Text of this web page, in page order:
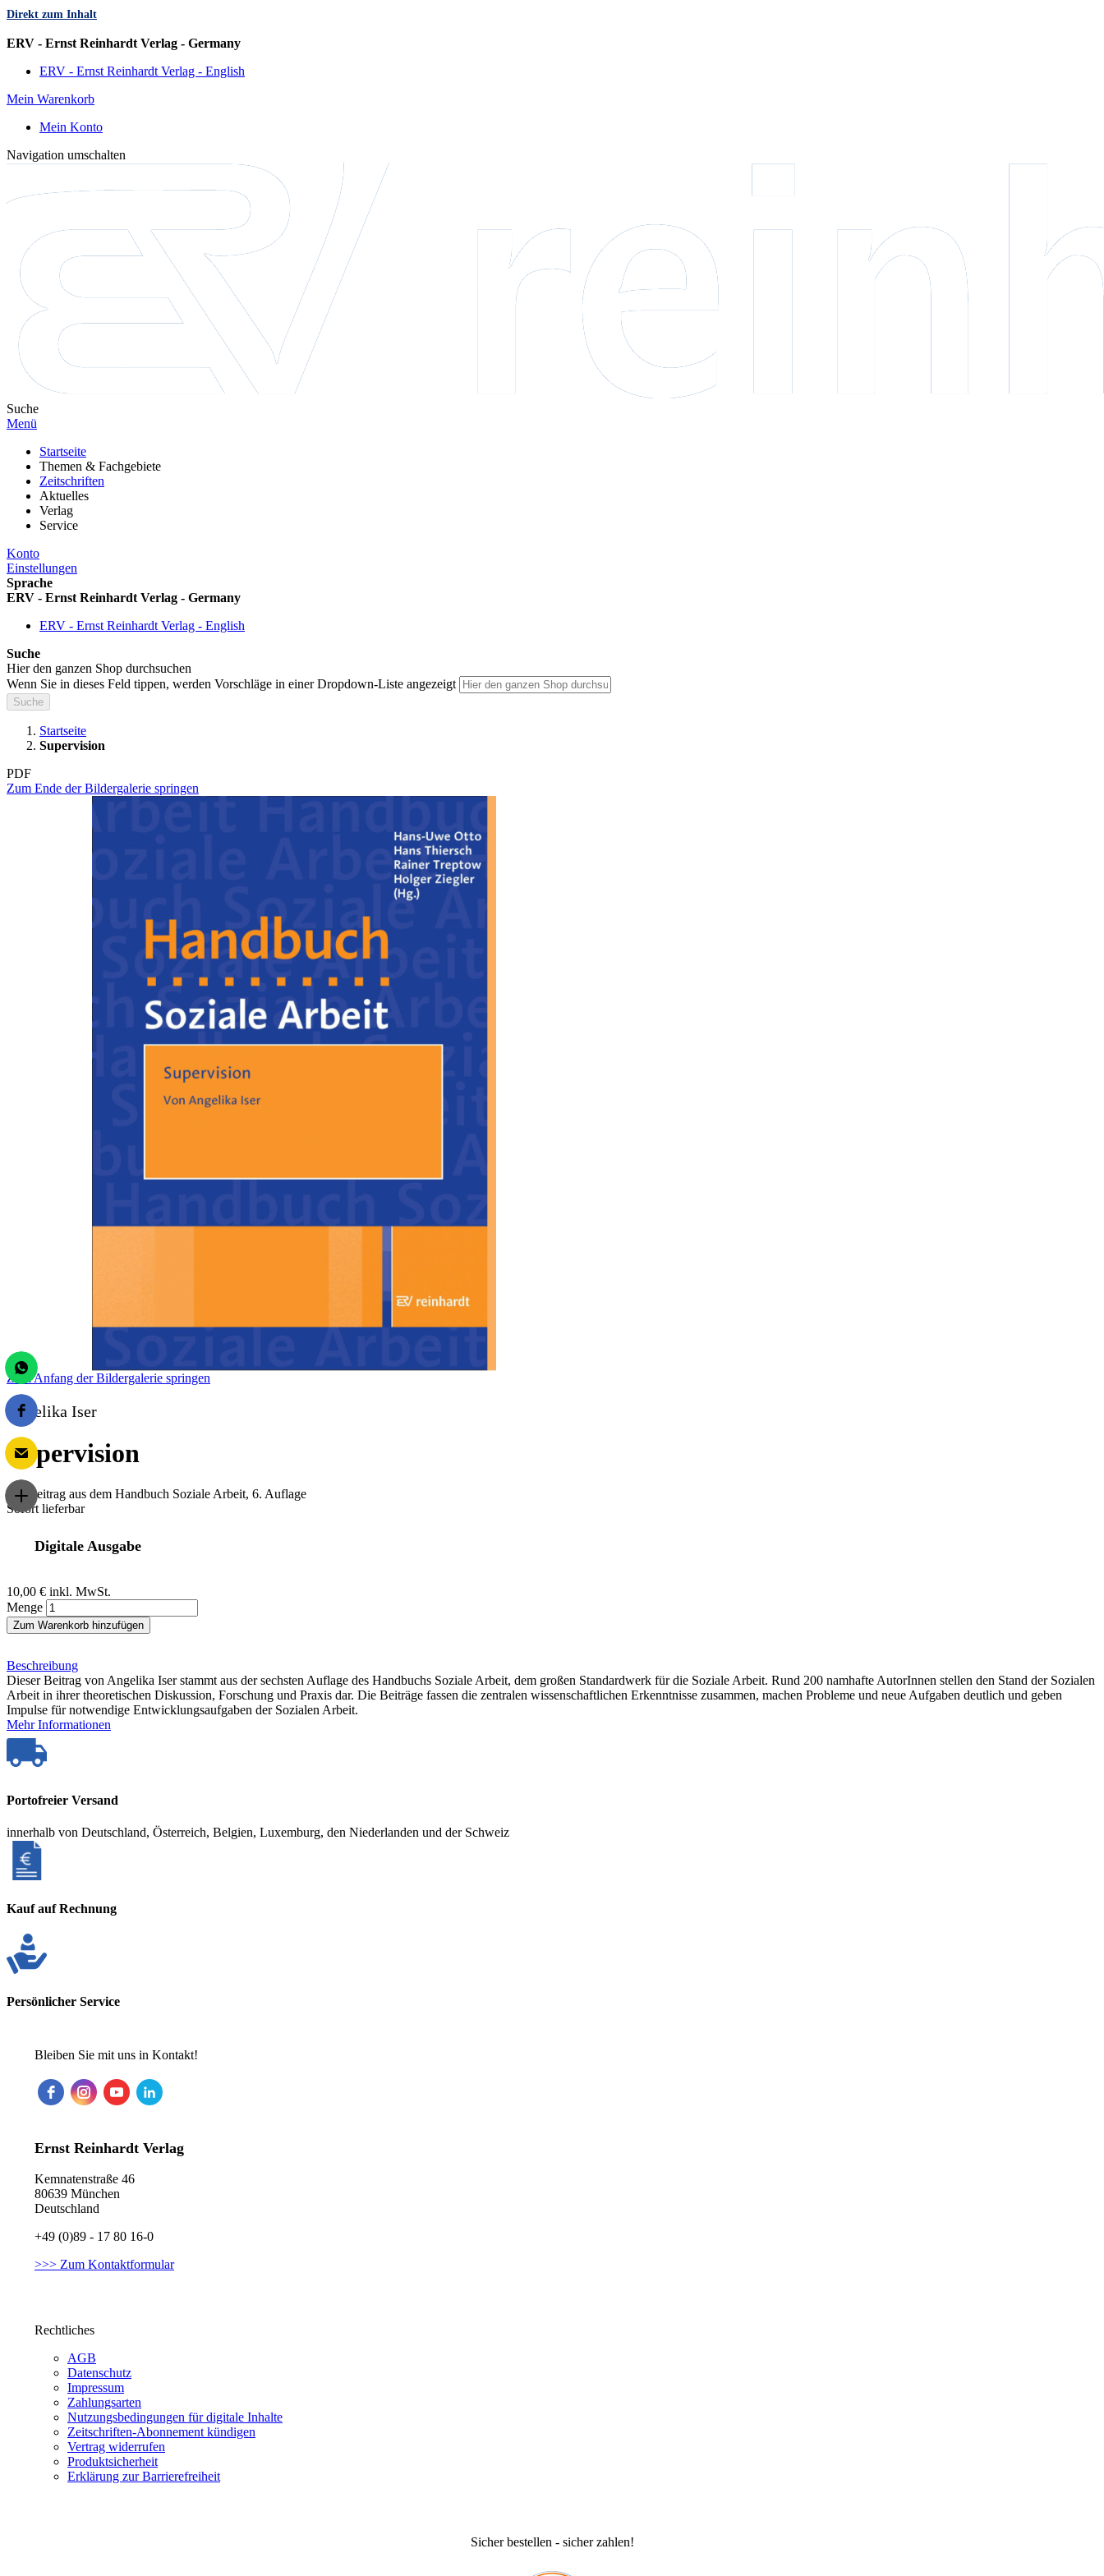
Direkt zum Inhalt
ERV - Ernst Reinhardt Verlag - Germany
ERV - Ernst Reinhardt Verlag - English
Mein Warenkorb
Mein Konto
Navigation umschalten
Suche
Menü
Startseite
Themen & Fachgebiete
Zeitschriften
Aktuelles
Verlag
Service
Konto
Einstellungen
Sprache
ERV - Ernst Reinhardt Verlag - Germany
ERV - Ernst Reinhardt Verlag - English
Suche
Hier den ganzen Shop durchsuchen
Wenn Sie in dieses Feld tippen, werden Vorschläge in einer Dropdown-Liste angezeigt
Suche
Startseite
Supervision
PDF
Zum Ende der Bildergalerie springen
Zum Anfang der Bildergalerie springen
Angelika Iser
Supervision
Ein Beitrag aus dem Handbuch Soziale Arbeit, 6. Auflage
Sofort lieferbar
Digitale Ausgabe
10,00 € inkl. MwSt.
Menge
Zum Warenkorb hinzufügen
Beschreibung
Dieser Beitrag von Angelika Iser stammt aus der sechsten Auflage des Handbuchs Soziale Arbeit, dem großen Standardwerk für die Soziale Arbeit. Rund 200 namhafte AutorInnen stellen den Stand der Sozialen
Arbeit in ihrer theoretischen Diskussion, Forschung und Praxis dar. Die Beiträge fassen die zentralen wissenschaftlichen Erkenntnisse zusammen, machen Probleme und neue Aufgaben deutlich und geben
Impulse für notwendige Entwicklungsaufgaben der Sozialen Arbeit.
Mehr Informationen
Portofreier Versand
innerhalb von Deutschland, Österreich, Belgien, Luxemburg, den Niederlanden und der Schweiz
Kauf auf Rechnung
Persönlicher Service
Bleiben Sie mit uns in Kontakt!
Ernst Reinhardt Verlag
Kemnatenstraße 46
80639 München
Deutschland
+49 (0)89 - 17 80 16-0
>>> Zum Kontaktformular
Rechtliches
AGB
Datenschutz
Impressum
Zahlungsarten
Nutzungsbedingungen für digitale Inhalte
Zeitschriften-Abonnement kündigen
Vertrag widerrufen
Produktsicherheit
Erklärung zur Barrierefreiheit
Sicher bestellen - sicher zahlen!